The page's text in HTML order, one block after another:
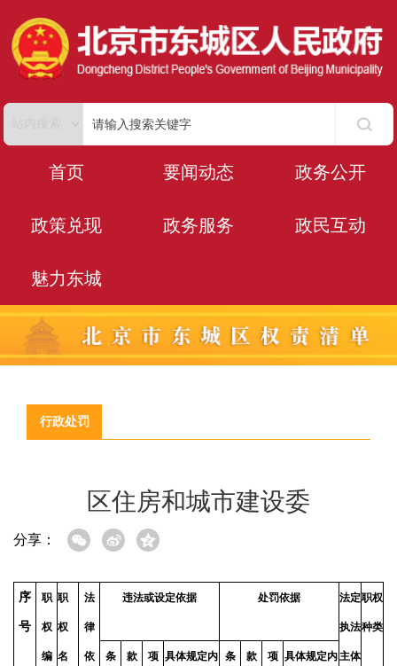
首页 要闻动态 政务公开
政策兑现 政务服务 政民互动
魅力东城
行政处罚
区住房和城市建设委
分享：
序
号
职
权
编
职
权
名
法
律
依
违法或设定依据 处罚依据 法定
执法
主体
职权
种类
条 款 项 具体规定内 条 款 项 具体规定内